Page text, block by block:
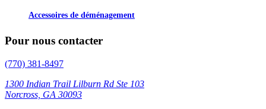
Accessoires de déménagement
Pour nous contacter
(770) 381-8497
1300 Indian Trail Lilburn Rd Ste 103
Norcross, GA 30093